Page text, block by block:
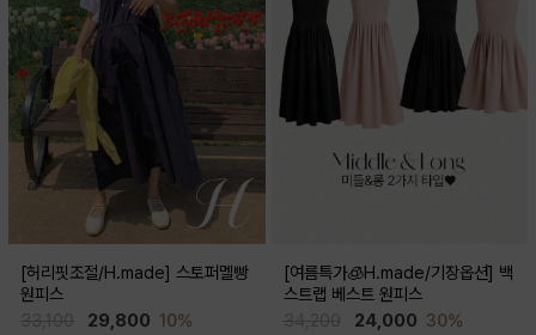
[허리핏조절/H.made] 스토퍼멜빵
원피스
29,800 10%
[여름특가🧊H.made/기장옵션] 백
스트랩 베스트 원피스
24,000 30%